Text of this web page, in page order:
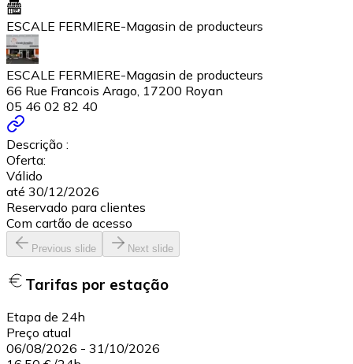
ESCALE FERMIERE-Magasin de producteurs
ESCALE FERMIERE-Magasin de producteurs
66 Rue Francois Arago, 17200 Royan
05 46 02 82 40
Descrição :
Oferta:
Válido
até 30/12/2026
Reservado para clientes
Com cartão de acesso
Previous slide Next slide
Tarifas por estação
Etapa de 24h
Preço atual
06/08/2026 - 31/10/2026